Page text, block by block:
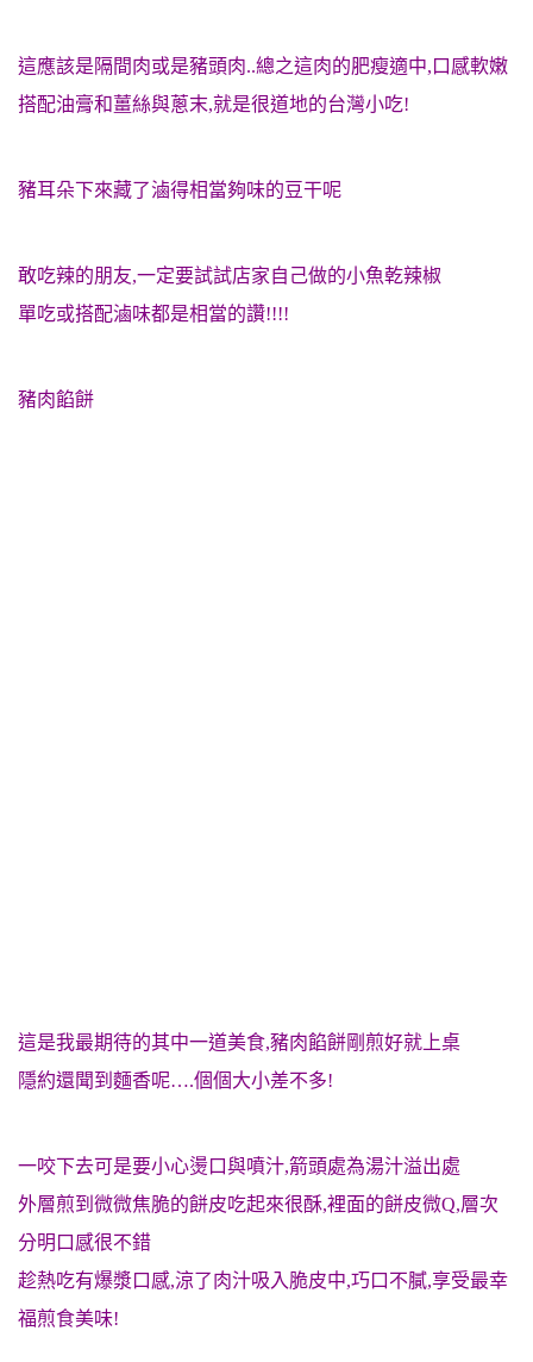
這應該是隔間肉或是豬頭肉..總之這肉的肥瘦適中,口感軟嫩
搭配油膏和薑絲與蔥末,就是很道地的台灣小吃!
豬耳朵下來藏了滷得相當夠味的豆干呢
敢吃辣的朋友,一定要試試店家自己做的小魚乾辣椒
單吃或搭配滷味都是相當的讚!!!!
豬肉餡餅
這是我最期待的其中一道美食,豬肉餡餅剛煎好就上桌
隱約還聞到麵香呢….個個大小差不多!
一咬下去可是要小心燙口與噴汁,箭頭處為湯汁溢出處
外層煎到微微焦脆的餅皮吃起來很酥,裡面的餅皮微Q,層次
分明 口感很不錯
趁熱吃有爆漿口感,涼了肉汁吸入脆皮中,巧口不膩,享受最幸
福煎食美味!